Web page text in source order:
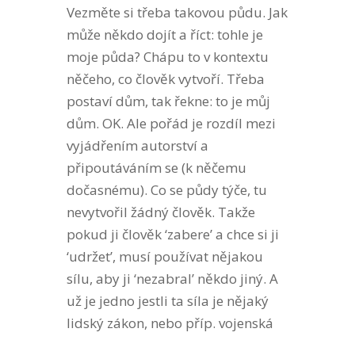
Vezměte si třeba takovou půdu. Jak
může někdo dojít a říct: tohle je
moje půda? Chápu to v kontextu
něčeho, co člověk vytvoří. Třeba
postaví dům, tak řekne: to je můj
dům. OK. Ale pořád je rozdíl mezi
vyjádřením autorství a
připoutáváním se (k něčemu
dočasnému). Co se půdy týče, tu
nevytvořil žádný člověk. Takže
pokud ji člověk ‘zabere’ a chce si ji
‘udržet’, musí používat nějakou
sílu, aby ji ‘nezabral’ někdo jiný. A
už je jedno jestli ta síla je nějaký
lidský zákon, nebo příp. vojenská